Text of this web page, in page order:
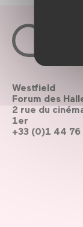
Westfield
Forum des
2 rue du
1er
+33 (0)1 44